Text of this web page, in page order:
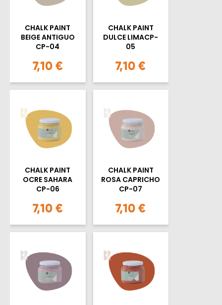
CHALK PAINT
BEIGE ANTIGUO
CP-04
7,10 €
CHALK PAINT
DULCE LIMACP-
05
7,10 €
CHALK PAINT
OCRE SAHARA
CP-06
7,10 €
CHALK PAINT
ROSA CAPRICHO
CP-07
7,10 €